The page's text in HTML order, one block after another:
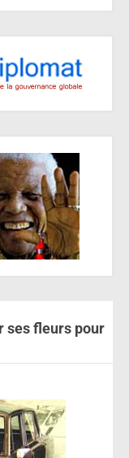
ses fleurs pour